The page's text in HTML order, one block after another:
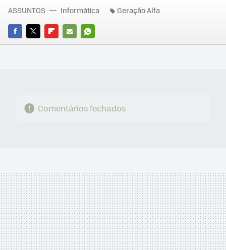
FACEBOOK
TWITTERFLIPBOARD
E-
WHATSAPP
ASSUNTOS Informática Geração Alfa
Comentários fechados